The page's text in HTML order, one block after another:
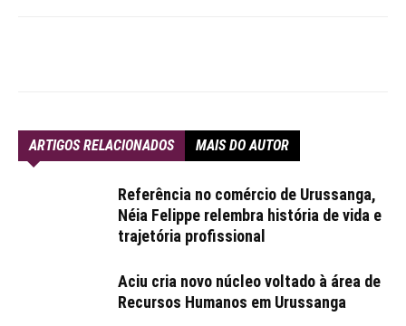
ARTIGOS RELACIONADOS MAIS DO AUTOR
Referência no comércio de Urussanga,
Néia Felippe relembra história de vida e
trajetória profissional
Aciu cria novo núcleo voltado à área de
Recursos Humanos em Urussanga